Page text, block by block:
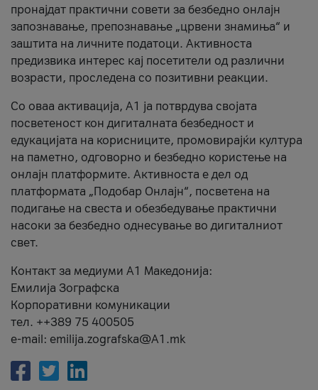
пронајдат практични совети за безбедно онлајн
запознавање, препознавање „црвени знамиња“ и
заштита на личните податоци. Активноста
предизвика интерес кај посетители од различни
возрасти, проследена со позитивни реакции.
Со оваа активација, А1 ја потврдува својата
посветеност кон дигиталната безбедност и
едукацијата на корисниците, промовирајќи култура
на паметно, одговорно и безбедно користење на
онлајн платформите. Активноста е дел од
платформата „Подобар Онлајн“, посветена на
подигање на свеста и обезбедување практични
насоки за безбедно однесување во дигиталниот
свет.
Контакт за медиуми А1 Македонија:
Емилија Зографска
Корпоративни комуникации
тел. ++389 75 400505
e-mail: emilija.zografska@A1.mk